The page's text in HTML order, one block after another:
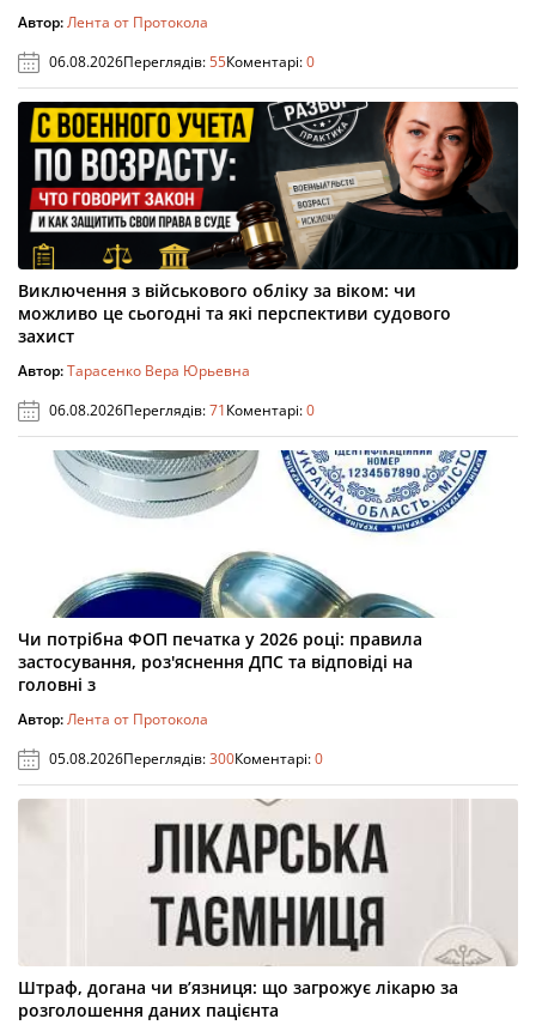
Автор:Лента от Протокола
06.08.2026Переглядів:55Коментарі:0
Виключення з військового обліку за віком: чи
можливо це сьогодні та які перспективи судового
захист
Автор:Тарасенко Вера Юрьевна
06.08.2026Переглядів:71Коментарі:0
Чи потрібна ФОП печатка у 2026 році: правила
застосування, роз'яснення ДПС та відповіді на
головні з
Автор:Лента от Протокола
05.08.2026Переглядів:300Коментарі:0
Штраф, догана чи в’язниця: що загрожує лікарю за
розголошення даних пацієнта